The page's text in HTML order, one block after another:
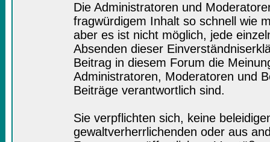
Die Administratoren und
fragwürdigem Inhalt so schnell wie
aber es ist nicht möglich, jede
Absenden dieser
Beitrag in diesem Forum die
Administratoren, Moderatoren und
Beiträge verantwortlich sind.
Sie verpflichten sich, keine
gewaltverherrlichenden oder aus